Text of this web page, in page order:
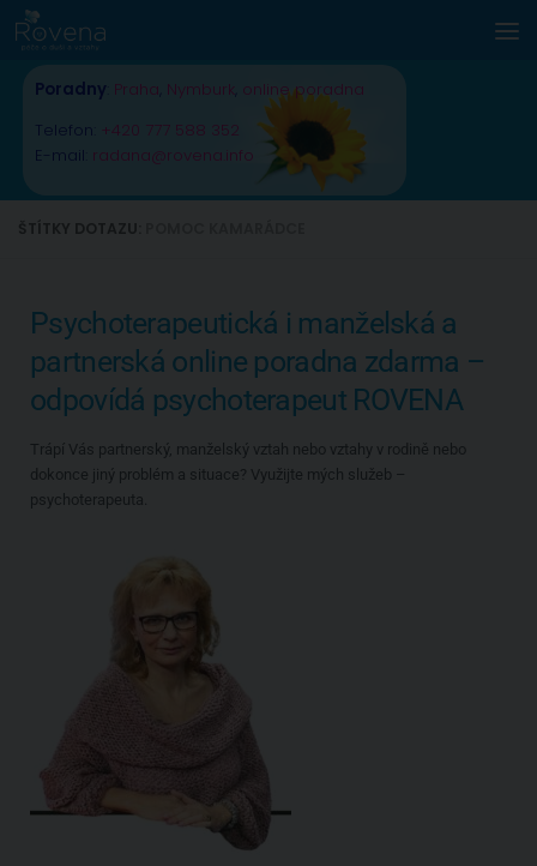
Skip to content
Poradny Praha Nymburk online poradna
Telefon: +420 777 588 352
E-mail: radana@rovena.info
Psychoterapeutická i manželská a
partnerská online poradna zdarma –
odpovídá psychoterapeut ROVENA
Trápí Vás partnerský, manželský vztah nebo vztahy v rodině nebo
dokonce jiný problém a situace? Využijte mých služeb –
psychoterapeuta.